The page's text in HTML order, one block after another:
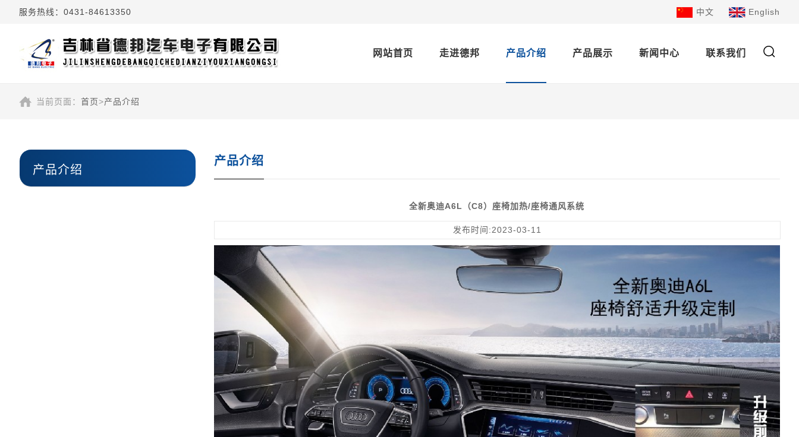
English
中文
服务热线：0431-84613350
网站首页 走进德邦 产品介绍 产品展示 新闻中心 联系我们
当前页面： 首页>产品介绍
产品介绍
产品介绍
全新奥迪A6L（C8）座椅加热/座椅通风系统
发布时间:2023-03-11